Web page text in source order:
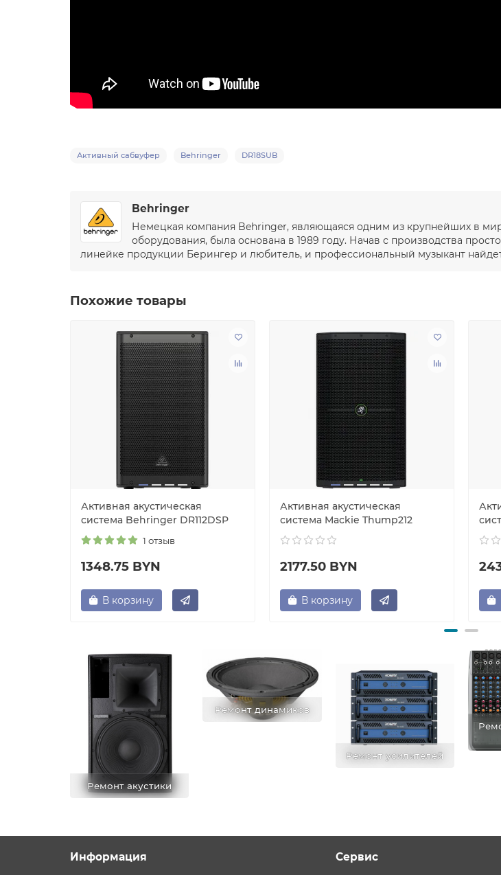
Активный сабвуфер Behringer DR18SUB
Behringer
Немецкая компания Behringer, являющаяся одним из крупнейших в
оборудования, была основана в 1989 году. Начав с производства
линейке продукции Берингер и любитель, и профессиональный музыкант
Похожие товары
Активная акустическая
система Behringer DR112DSP
1 отзыв
1348.75 BYN
В корзину
Активная акустическая
система Mackie Thump212
2177.50 BYN
В корзину
Ремонт акустики
Ремонт динамиков
Ремонт усилителей
Информация Сервис